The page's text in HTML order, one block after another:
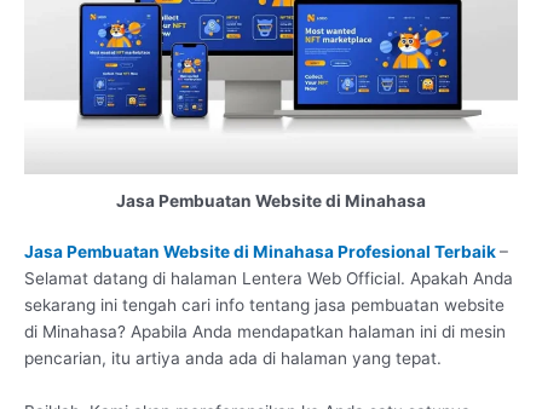
Jasa Pembuatan Website di Minahasa
Jasa Pembuatan Website di Minahasa Profesional Terbaik–
Selamat datang di halaman Lentera Web Official. Apakah Anda
sekarang ini tengah cari info tentang jasa pembuatan website
di Minahasa? Apabila Anda mendapatkan halaman ini di mesin
pencarian, itu artiya anda ada di halaman yang tepat.